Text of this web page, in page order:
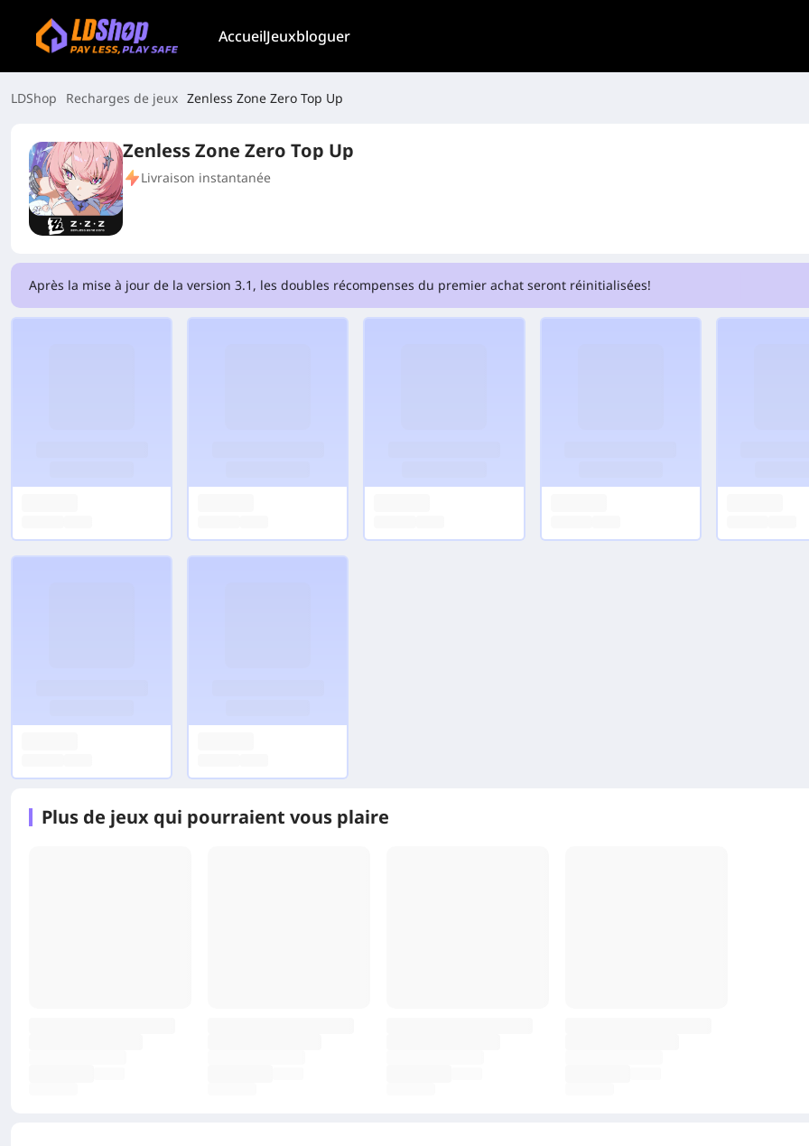
AccueilJeuxbloguer
LDShop Recharges de jeux Zenless Zone Zero Top Up
Zenless Zone Zero Top Up
Livraison instantanée
Après la mise à jour de la version 3.1, les doubles récompenses du premier achat seront réinitialisées!
Plus de jeux qui pourraient vous plaire